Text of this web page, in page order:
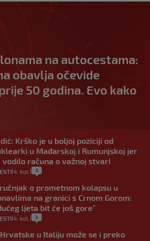
na autocestama:
obavlja očevide
50 godina. Evo kako
Krško je u boljoj poziciji od
u Mađarskoj i Rumunjskoj jer
vodilo računa o važnoj stvari
4. kol. 5
o prometnom kolapsu u
na granici s Crnom Gorom:
ljeta bit će još gore"
4. kol. 3
u Italiju može se i preko